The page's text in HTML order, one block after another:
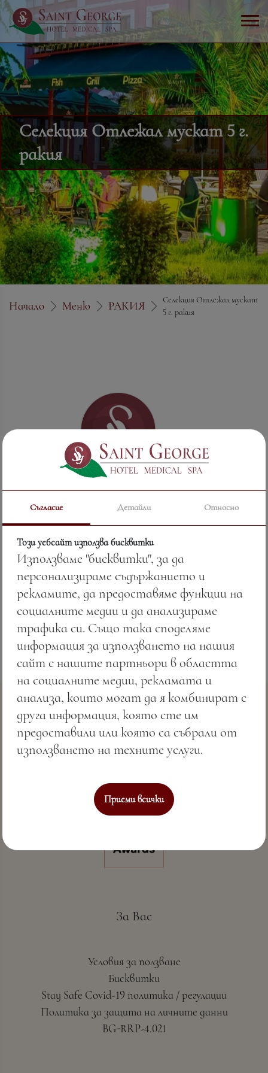
Селекция Отлежал мускат 5 г.
ракия
Начало Меню РАКИЯ
Селекция Отлежал мускат
5 г. ракия
Цена:6.85 лв. / 3.50 €
Тегло:
Съвършено морско гостоприемство & СПА
За Вас
Условия за ползване
Бисквитки
Stay Safe Covid-19 политика / регулации
Политика за защита на личните данни
BG-RRP-4.021
Съгласие Детайли Относно
Този уебсайт използва бисквитки
Използваме "бисквитки", за да
персонализираме съдържанието и
рекламите, да предоставяме функции на
социалните медии и да анализираме
трафика си. Също така споделяме
информация за използването на нашия
сайт с нашите партньори в областта
на социалните медии, рекламата и
анализа, които могат да я комбинират с
друга информация, която сте им
предоставили или която са събрали от
използването на техните услуги.
Приеми всички